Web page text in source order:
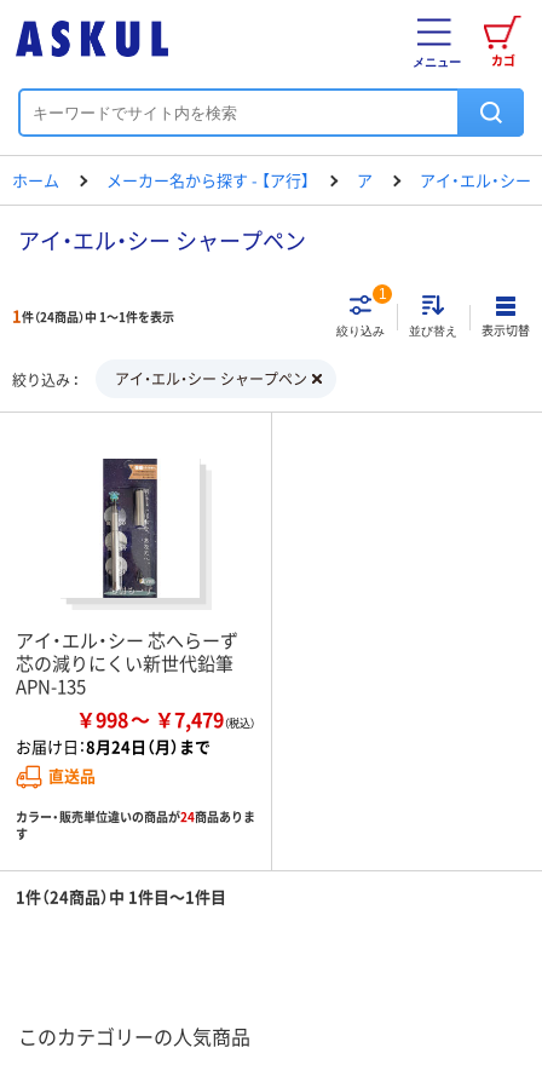
カゴ
メニュー
ホーム メーカー名から探す - 【ア行】 ア アイ・エル・シー
アイ・エル・シー シャープペン
1件（24商品）中 1～1件を表示
絞り込み
1
並び替え 表示切替
絞り込み アイ・エル・シー シャープペン
アイ・エル・シー 芯へらーず
芯の減りにくい新世代鉛筆
APN-135
￥998 ￥7,479
お届け日：8月24日（月）まで
直送品
カラー・販売単位違いの商品が24商品ありま
す
1件（24商品）中 1件目～1件目
このカテゴリーの人気商品